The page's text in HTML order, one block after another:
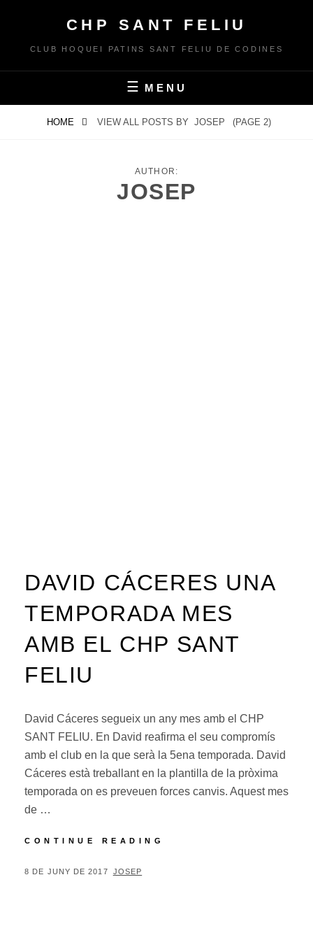
content
CHP SANT FELIU
CLUB HOQUEI PATINS SANT FELIU DE CODINES
MENU
HOME VIEW ALL POSTS BY JOSEP (PAGE 2)
AUTHOR:
JOSEP
DAVID CÁCERES UNA
TEMPORADA MES
AMB EL CHP SANT
FELIU
David Cáceres segueix un any mes amb el CHP
SANT FELIU. En David reafirma el seu compromís
amb el club en la que serà la 5ena temporada. David
Cáceres està treballant en la plantilla de la pròxima
temporada on es preveuen forces canvis. Aquest mes
de …
CONTINUE READING
POSTED
8 DE JUNY DE 2017 BY
JOSEP